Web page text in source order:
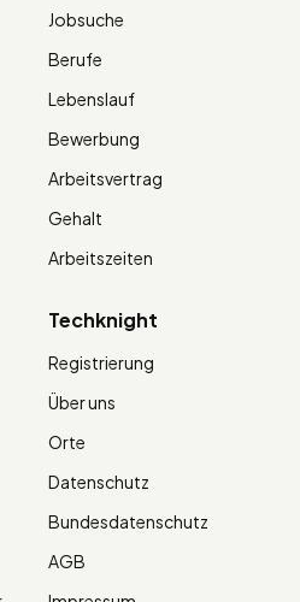
Jobsuche
Berufe
Lebenslauf
Bewerbung
Arbeitsvertrag
Gehalt
Arbeitszeiten
Techknight
Registrierung
Über uns
Orte
Datenschutz
Bundesdatenschutz
AGB